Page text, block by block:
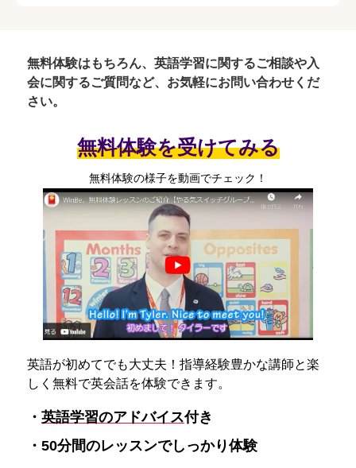
無料体験はもちろん、英語学習に関するご相談や入
会に関するご質問など、お気軽にお問い合わせくだ
さい。
無料体験を受けてみる
無料体験の様子を動画でチェック！
英語が初めてでも大丈夫！指導経験豊かな講師と楽
しく無料で英会話を体験できます。
・ 英語学習のアドバイス付き
・50分間のレッスンでしっかり体験